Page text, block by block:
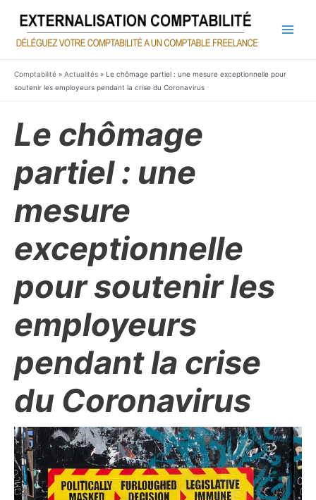
contenu
Comptabilité » Actualités » Le chômage partiel : une mesure exceptionnelle pour
soutenir les employeurs pendant la crise du Coronavirus
Le chômage
partiel : une
mesure
exceptionnelle
pour soutenir les
employeurs
pendant la crise
du Coronavirus